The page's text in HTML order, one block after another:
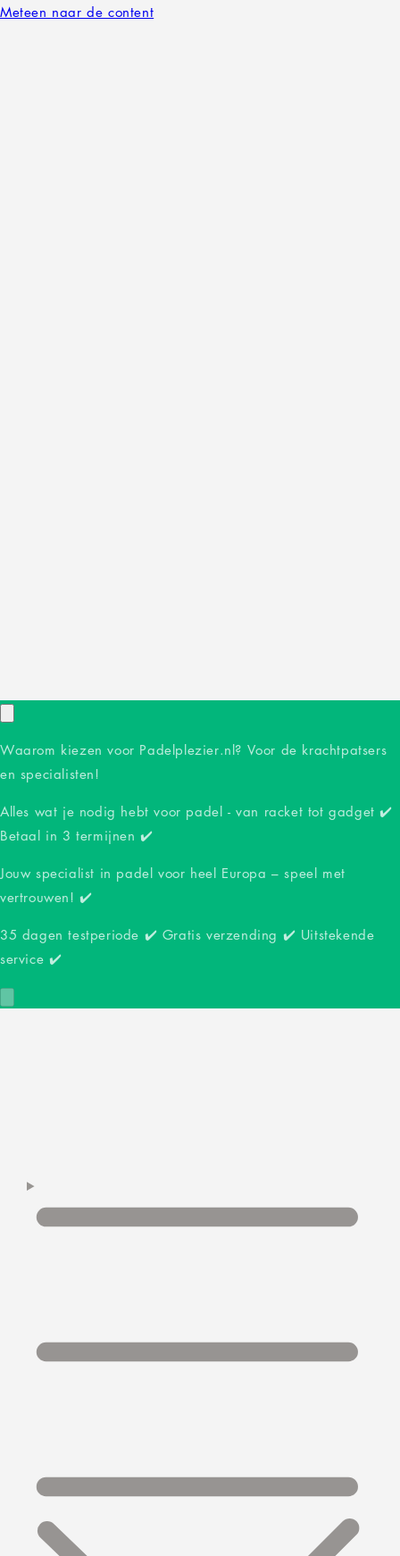
Meteen naar de content
Waarom kiezen voor Padelplezier.nl? Voor de krachtpatsers
en specialisten!
Alles wat je nodig hebt voor padel - van racket tot gadget ✔️
Betaal in 3 termijnen ✔️
Jouw specialist in padel voor heel Europa – speel met
vertrouwen! ✔️
35 dagen testperiode ✔️ Gratis verzending ✔️ Uitstekende
service ✔️